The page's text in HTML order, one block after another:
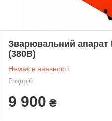
Зварювальний апарат
(380В)
Немає в наявності
Роздріб
9 900 ₴